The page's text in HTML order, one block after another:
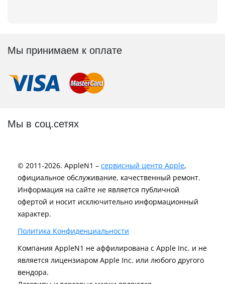
Мы принимаем к оплате
Мы в соц.сетях
© 2011-2026. AppleN1 – сервисный центр Apple,
официальное обслуживание, качественный ремонт.
Информация на сайте не является публичной
офертой и носит исключительно информационный
характер.
Политика Конфиденциальности
Компания AppleN1 не аффилирована c Apple Inc. и не
является лицензиаром Apple Inc. или любого другого
вендора.